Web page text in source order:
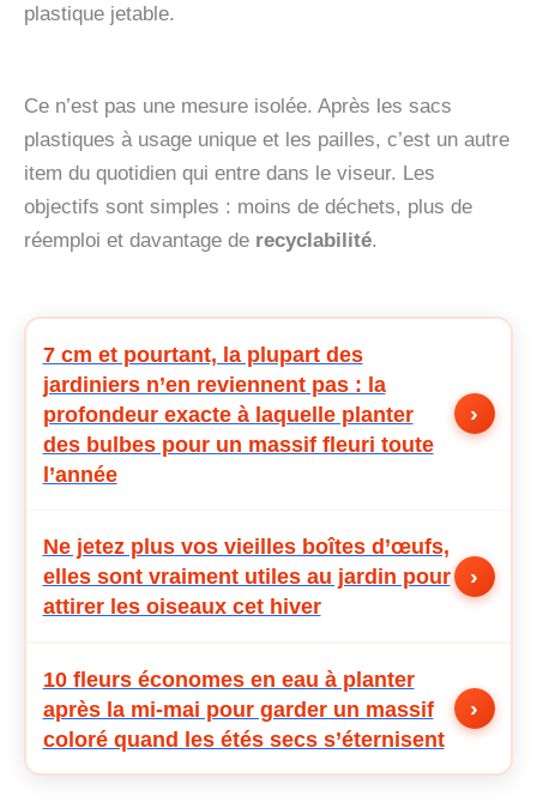
plastique jetable.
Ce n’est pas une mesure isolée. Après les sacs
plastiques à usage unique et les pailles, c’est un autre
item du quotidien qui entre dans le viseur. Les
objectifs sont simples : moins de déchets, plus de
réemploi et davantage de recyclabilité.
7 cm et pourtant, la plupart des
jardiniers n’en reviennent pas : la
profondeur exacte à laquelle planter
des bulbes pour un massif fleuri toute
l’année
›
Ne jetez plus vos vieilles boîtes d’œufs,
elles sont vraiment utiles au jardin pour
attirer les oiseaux cet hiver
›
10 fleurs économes en eau à planter
après la mi-mai pour garder un massif
coloré quand les étés secs s’éternisent
›